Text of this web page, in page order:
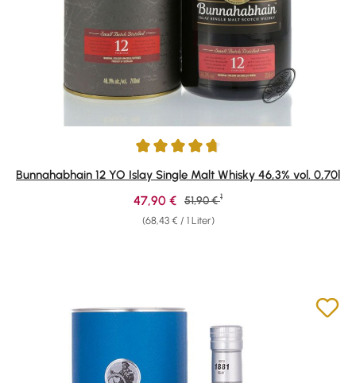
Durchschnittliche Bewertung von 4.83 von 5 Sternen
Bunnahabhain 12 YO Islay Single Malt Whisky 46,3% vol. 0,70l
(68,43 € / 1 Liter)
Verkaufspreis:
47,90 € Regulärer Preis:
51,90 € 1